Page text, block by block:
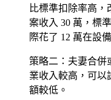
比標準扣除率高
案收入 30 萬，標
際花了 12 萬在設
策略二：夫妻合併
業收入較高，可以
額較低。